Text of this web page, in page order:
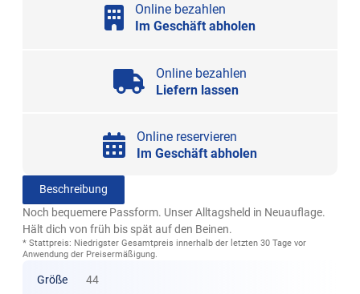
Online bezahlen
Im Geschäft abholen
Online bezahlen
Liefern lassen
Online reservieren
Im Geschäft abholen
Beschreibung
Noch bequemere Passform. Unser Alltagsheld in Neuauflage.
Hält dich von früh bis spät auf den Beinen.
* Stattpreis: Niedrigster Gesamtpreis innerhalb der letzten 30 Tage vor
Anwendung der Preisermäßigung.
Größe 44